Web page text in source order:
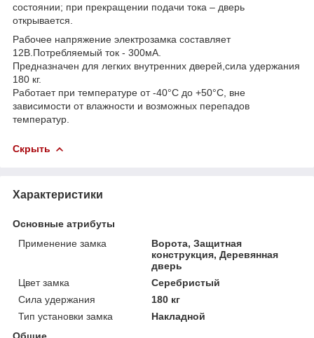
состоянии; при прекращении подачи тока – дверь
открывается.
Рабочее напряжение электрозамка составляет
12В.Потребляемый ток - 300мА.
Предназначен для легких внутренних дверей,сила удержания
180 кг.
Работает при температуре от -40°С до +50°С, вне
зависимости от влажности и возможных перепадов
температур.
Скрыть
Характеристики
Основные атрибуты
Применение замка
Ворота, Защитная
конструкция, Деревянная
дверь
Цвет замка
Серебристый
Сила удержания
180 кг
Тип установки замка
Накладной
Общие